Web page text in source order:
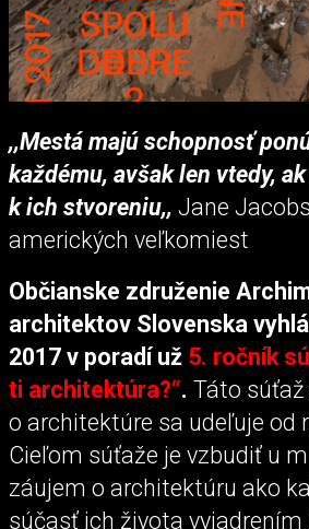
,,Mestá majú schopnosť
každému, avšak len vtedy,
k ich stvoreniu,, Jane
amerických veľkomiest
Občianske združenie
architektov Slovenska
2017 v poradí už 5. ročník
ti architektúra?“. Táto súťaž
o architektúre sa udeľuje od
Cieľom súťaže je vzbudiť u
záujem o architektúru ako
súčasť ich života vyjadrením